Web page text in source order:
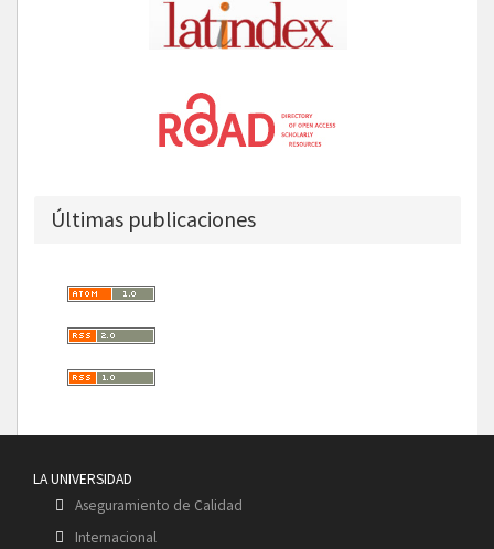
Últimas publicaciones
LA UNIVERSIDAD
Aseguramiento de Calidad
Internacional